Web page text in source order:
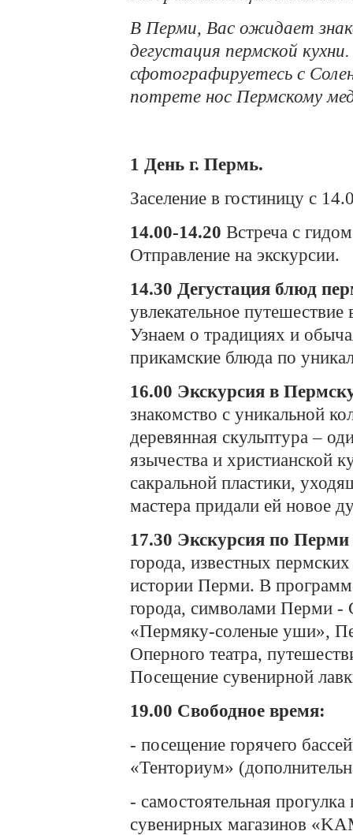
В Перми, Вас ожидает
дегустация пермской
сфотографируетесь с
потрете нос Пермскому
1 День г. Пермь.
Заселение в гостиницу с
14.00-14.20 Встреча с
Отправление на экскурсии.
14.30 Дегустация блюд
увлекательное
Узнаем о традициях и
прикамские блюда по
16.00 Экскурсия в
знакомство с уникальной
деревянная скульптура –
язычества и христианской
сакральной пластики,
мастера придали ей новое
17.30 Экскурсия по Перми
города, известных
истории Перми. В
города, символами Перми -
«Пермяку-соленые уши»,
Оперного театра,
Посещение сувенирной
19.00 Свободное время:
- посещение горячего
«Тенториум»
- самостоятельная
сувенирных магазинов